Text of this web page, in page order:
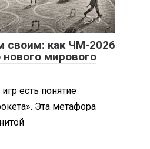
0
своим: как ЧМ-2026
мирового
есть понятие
Эта метафора